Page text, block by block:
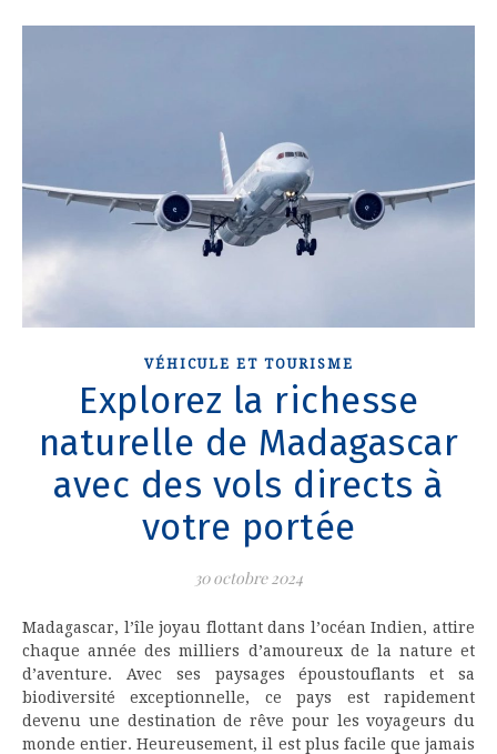
VÉHICULE ET TOURISME
Explorez la richesse
naturelle de Madagascar
avec des vols directs à
votre portée
30 octobre 2024
Madagascar, l’île joyau flottant dans l’océan Indien, attire
chaque année des milliers d’amoureux de la nature et
d’aventure. Avec ses paysages époustouflants et sa
biodiversité exceptionnelle, ce pays est rapidement
devenu une destination de rêve pour les voyageurs du
monde entier. Heureusement, il est plus facile que jamais